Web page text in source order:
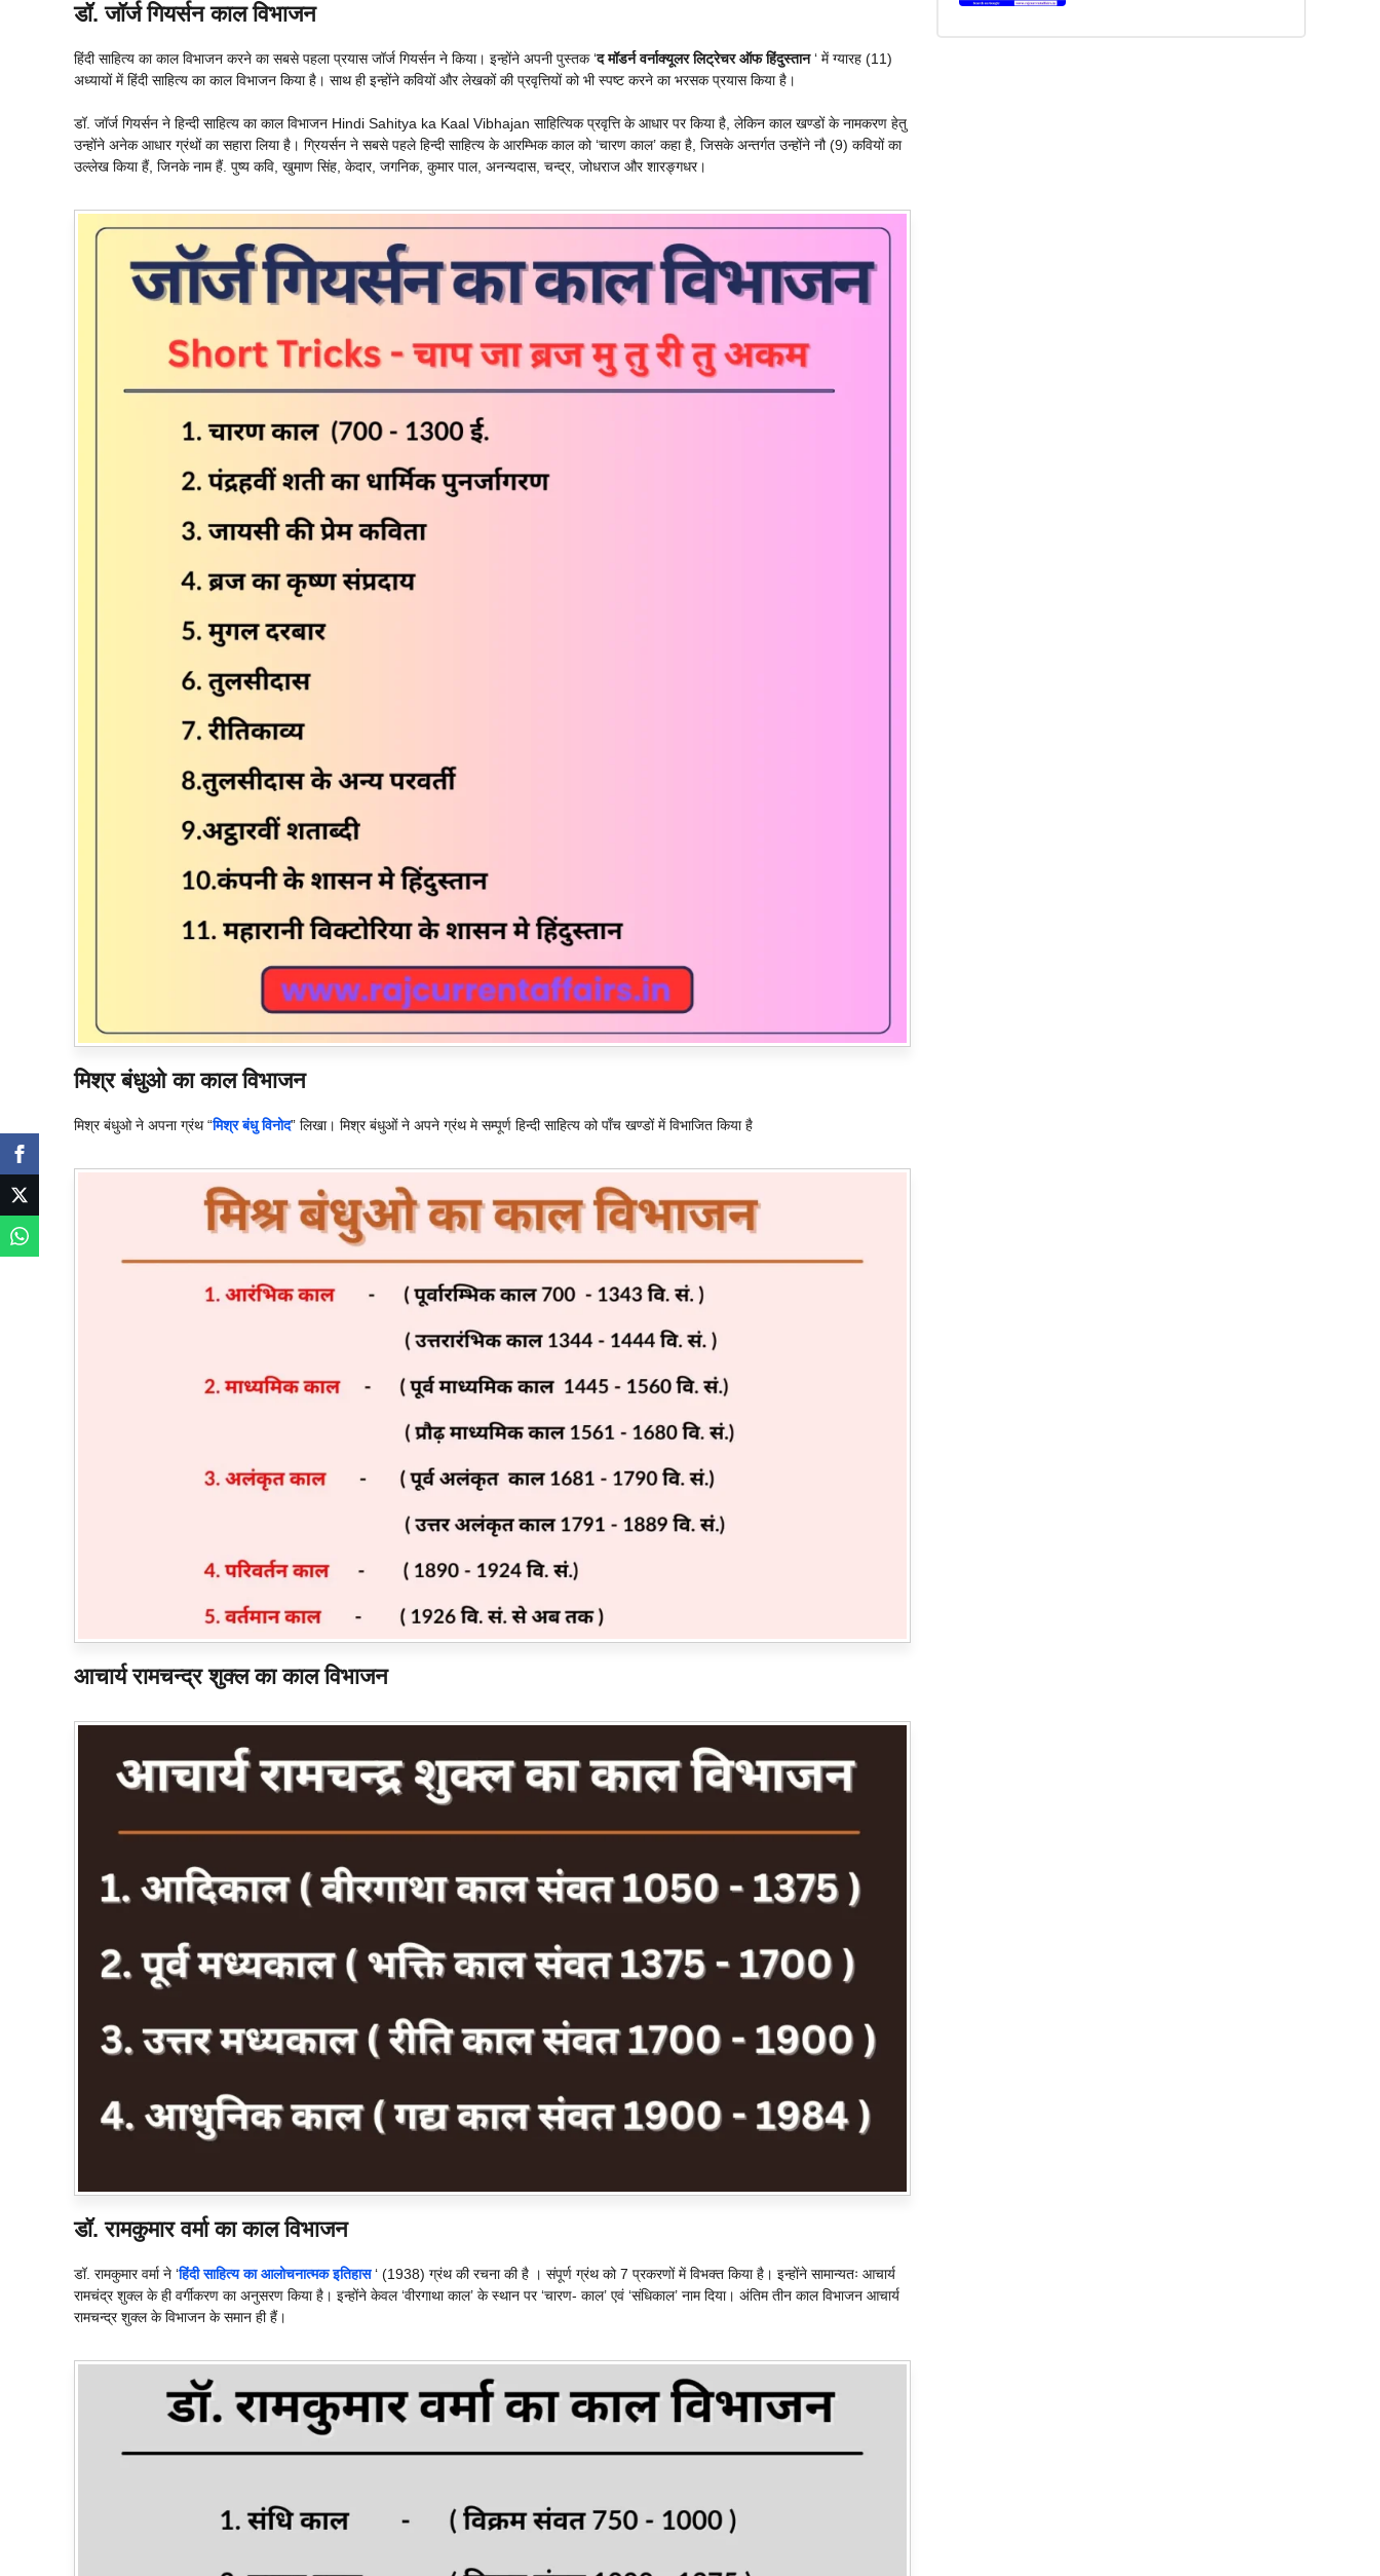
डॉ. जॉर्ज गियर्सन काल विभाजन
हिंदी साहित्य का काल विभाजन करने का सबसे पहला प्रयास जॉर्ज गियर्सन ने किया। इन्होंने अपनी पुस्तक ‘द मॉडर्न वर्नाक्यूलर लिट्रेचर ऑफ हिंदुस्तान‘ में ग्यारह (11)
अध्यायों में हिंदी साहित्य का काल विभाजन किया है। साथ ही इन्होंने कवियों और लेखकों की प्रवृत्तियों को भी स्पष्ट करने का भरसक प्रयास किया है।
डॉ. जॉर्ज गियर्सन ने हिन्दी साहित्य का काल विभाजन Hindi Sahitya ka Kaal Vibhajan साहित्यिक प्रवृत्ति के आधार पर किया है, लेकिन काल खण्डों के नामकरण हेतु
उन्होंने अनेक आधार ग्रंथों का सहारा लिया है। ग्रियर्सन ने सबसे पहले हिन्दी साहित्य के आरम्भिक काल को ‘चारण काल’ कहा है, जिसके अन्तर्गत उन्होंने नौ (9) कवियों का
उल्लेख किया हैं, जिनके नाम हैं. पुष्य कवि, खुमाण सिंह, केदार, जगनिक, कुमार पाल, अनन्यदास, चन्द्र, जोधराज और शारङ्गधर।
मिश्र बंधुओ का काल विभाजन
मिश्र बंधुओ ने अपना ग्रंथ “मिश्र बंधु विनोद” लिखा। मिश्र बंधुओं ने अपने ग्रंथ मे सम्पूर्ण हिन्दी साहित्य को पाँच खण्डों में विभाजित किया है
आचार्य रामचन्द्र शुक्ल का काल विभाजन
डॉ. रामकुमार वर्मा का काल विभाजन
डॉ. रामकुमार वर्मा ने ‘हिंदी साहित्य का आलोचनात्मक इतिहास‘ (1938) ग्रंथ की रचना की है । संपूर्ण ग्रंथ को 7 प्रकरणों में विभक्त किया है। इन्होंने सामान्यतः आचार्य
रामचंद्र शुक्ल के ही वर्गीकरण का अनुसरण किया है। इन्होंने केवल ‘वीरगाथा काल’ के स्थान पर ‘चारण- काल’ एवं ‘संधिकाल’ नाम दिया। अंतिम तीन काल विभाजन आचार्य
रामचन्द्र शुक्ल के विभाजन के समान ही हैं।